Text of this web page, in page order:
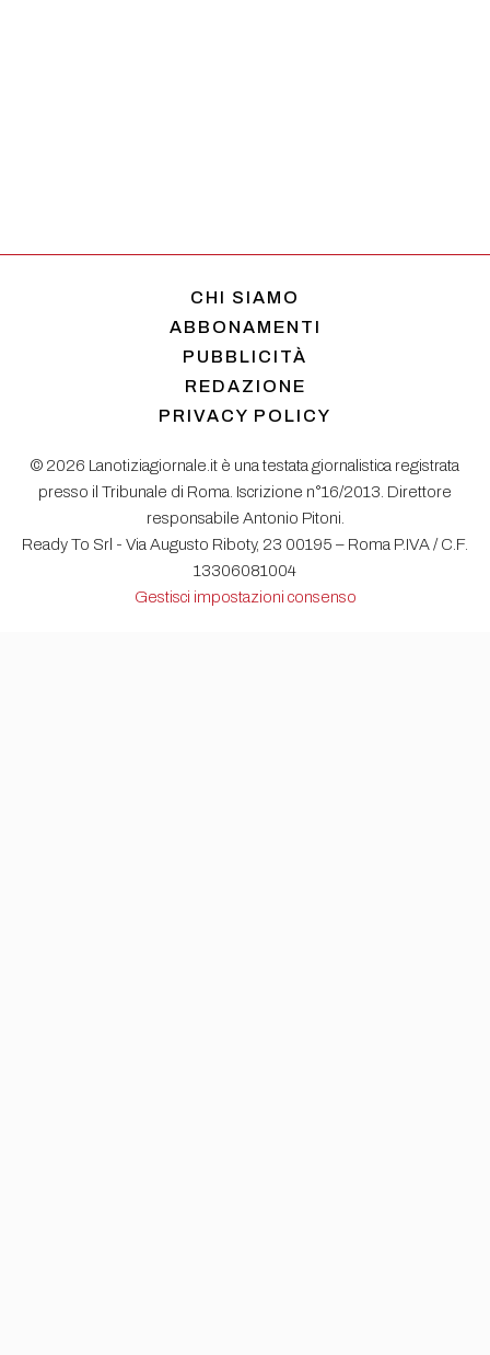
CHI SIAMO
ABBONAMENTI
PUBBLICITÀ
REDAZIONE
PRIVACY POLICY
© 2026 Lanotiziagiornale.it è una testata giornalistica registrata
presso il Tribunale di Roma. Iscrizione n°16/2013. Direttore
responsabile Antonio Pitoni.
Ready To Srl - Via Augusto Riboty, 23 00195 – Roma P.IVA / C.F.
13306081004
Gestisci impostazioni consenso